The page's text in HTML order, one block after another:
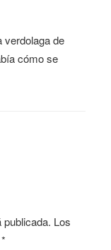
verdolaga de
cómo se
Los
*